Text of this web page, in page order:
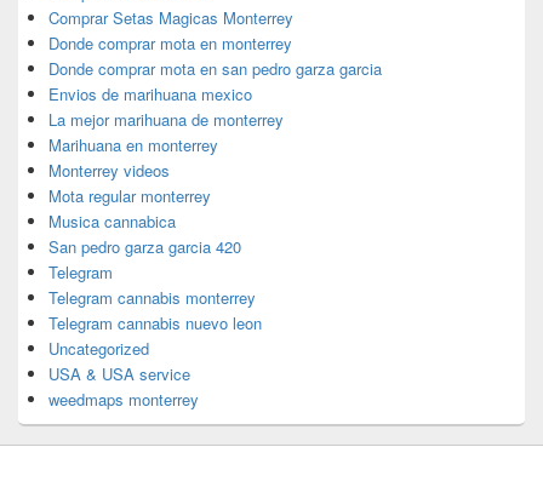
Comprar Setas Magicas Monterrey
Donde comprar mota en monterrey
Donde comprar mota en san pedro garza garcia
Envios de marihuana mexico
La mejor marihuana de monterrey
Marihuana en monterrey
Monterrey videos
Mota regular monterrey
Musica cannabica
San pedro garza garcia 420
Telegram
Telegram cannabis monterrey
Telegram cannabis nuevo leon
Uncategorized
USA & USA service
weedmaps monterrey